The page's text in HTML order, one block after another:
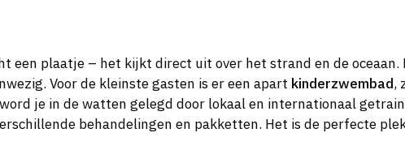
een plaatje – het kijkt direct uit over het strand en de oceaan.
Voor de kleinste gasten is er een apart kinderzwembad,
word je in de watten gelegd door lokaal en internationaal
behandelingen en pakketten. Het is de perfecte